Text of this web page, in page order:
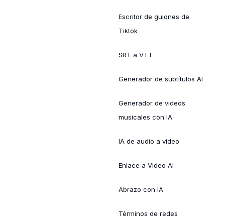
Escritor de guiones de
Tiktok
SRT a VTT
Generador de subtítulos AI
Generador de videos
musicales con IA
IA de audio a vídeo
Enlace a Video AI
Abrazo con IA
Términos de redes